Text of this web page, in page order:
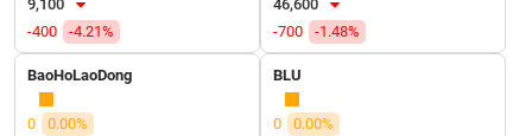
9,100
-400
-4.21%
46,600
-700
-1.48%
BaoHoLaoDong
0 0.00%
BLU
0 0.00%
TIỆN